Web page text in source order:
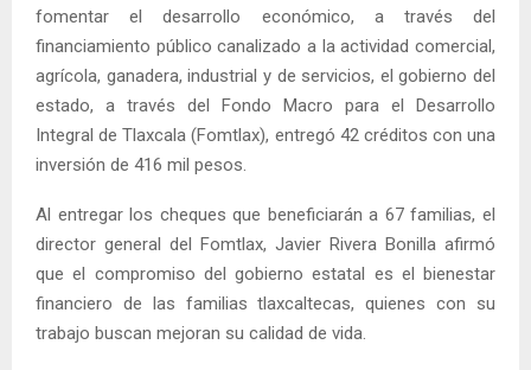
fomentar el desarrollo económico, a través del
financiamiento público canalizado a la actividad comercial,
agrícola, ganadera, industrial y de servicios, el gobierno del
estado, a través del Fondo Macro para el Desarrollo
Integral de Tlaxcala (Fomtlax), entregó 42 créditos con una
inversión de 416 mil pesos.
Al entregar los cheques que beneficiarán a 67 familias, el
director general del Fomtlax, Javier Rivera Bonilla afirmó
que el compromiso del gobierno estatal es el bienestar
financiero de las familias tlaxcaltecas, quienes con su
trabajo buscan mejoran su calidad de vida.